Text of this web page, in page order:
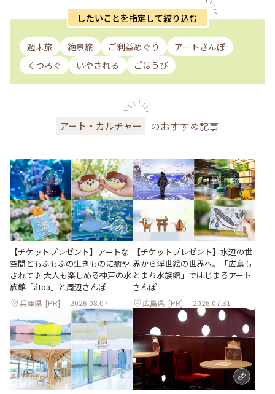
したいことを指定して絞り込む
週末旅 絶景旅 ご利益めぐり
アートさんぽ
くつろぐ
いやされる ごほうび
アート・カルチャー のおすすめ記事
【チケットプレゼント】アートな
空間ともふもふの生きものに癒や
されて♪ 大人も楽しめる神戸の水
族館「átoa」と周辺さんぽ
兵庫県 [PR] 2026.08.07
【チケットプレゼント】水辺の世
界から浮世絵の世界へ。「広島も
とまち水族館」ではじまるアート
さんぽ
広島県 [PR] 2026.07.31